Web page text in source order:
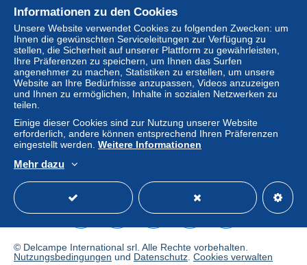
Informationen zu den Cookies
Unsere Website verwendet Cookies zu folgenden Zwecken: um
Ihnen die gewünschten Serviceleitungen zur Verfügung zu
stellen, die Sicherheit auf unserer Plattform zu gewährleisten,
Ihre Präferenzen zu speichern, um Ihnen das Surfen
angenehmer zu machen, Statistiken zu erstellen, um unsere
Website an Ihre Bedürfnisse anzupassen, Videos anzuzeigen
und Ihnen zu ermöglichen, Inhalte in sozialen Netzwerken zu
teilen.
Einige dieser Cookies sind zur Nutzung unserer Website
erforderlich, andere können entsprechend Ihren Präferenzen
eingestellt werden. Weitere Informationen
Mehr dazu
Online-Hilfe
Auf Delcampe kaufen
Auf Delcampe verkaufen
Eine sichere Website
© Delcampe International srl. Alle Rechte vorbehalten.
Nutzungsbedingungen und Datenschutz. Cookies verwalten